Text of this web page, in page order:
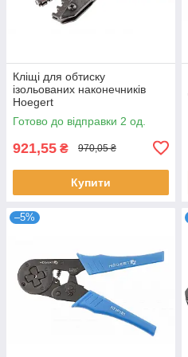
Кліщі для обтиску
ізольованих наконечників
Hoegert
Готово до відправки 2 од.
921,55 ₴ 970,05 ₴
Купити
–5%